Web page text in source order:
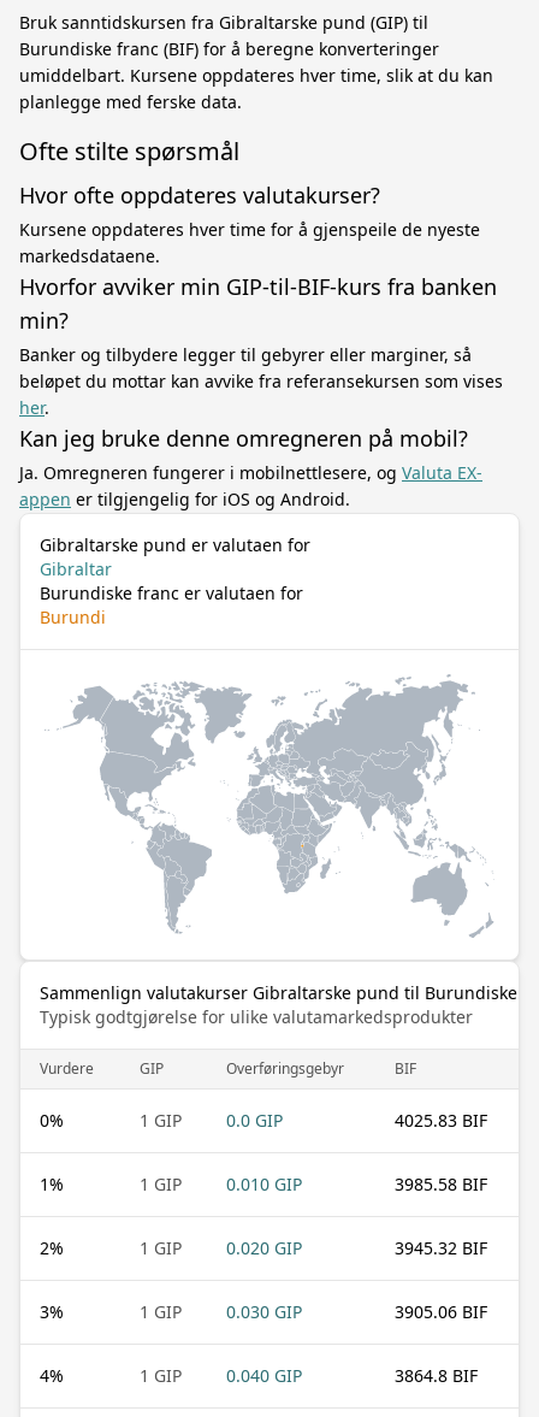
Bruk sanntidskursen fra Gibraltarske pund (GIP) til
Burundiske franc (BIF) for å beregne konverteringer
umiddelbart. Kursene oppdateres hver time, slik at du kan
planlegge med ferske data.
Ofte stilte spørsmål
Hvor ofte oppdateres valutakurser?
Kursene oppdateres hver time for å gjenspeile de nyeste
markedsdataene.
Hvorfor avviker min GIP-til-BIF-kurs fra banken
min?
Banker og tilbydere legger til gebyrer eller marginer, så
beløpet du mottar kan avvike fra referansekursen som vises
her.
Kan jeg bruke denne omregneren på mobil?
Ja. Omregneren fungerer i mobilnettlesere, og Valuta EX-
appen er tilgjengelig for iOS og Android.
Gibraltarske pund er valutaen for
Gibraltar
Burundiske franc er valutaen for
Burundi
Sammenlign valutakurser Gibraltarske pund til Burundiske
Typisk godtgjørelse for ulike valutamarkedsprodukter
Vurdere GIP Overføringsgebyr BIF
0% 1 GIP 0.0 GIP 4025.83 BIF
1% 1 GIP 0.010 GIP 3985.58 BIF
2% 1 GIP 0.020 GIP 3945.32 BIF
3% 1 GIP 0.030 GIP 3905.06 BIF
4% 1 GIP 0.040 GIP 3864.8 BIF